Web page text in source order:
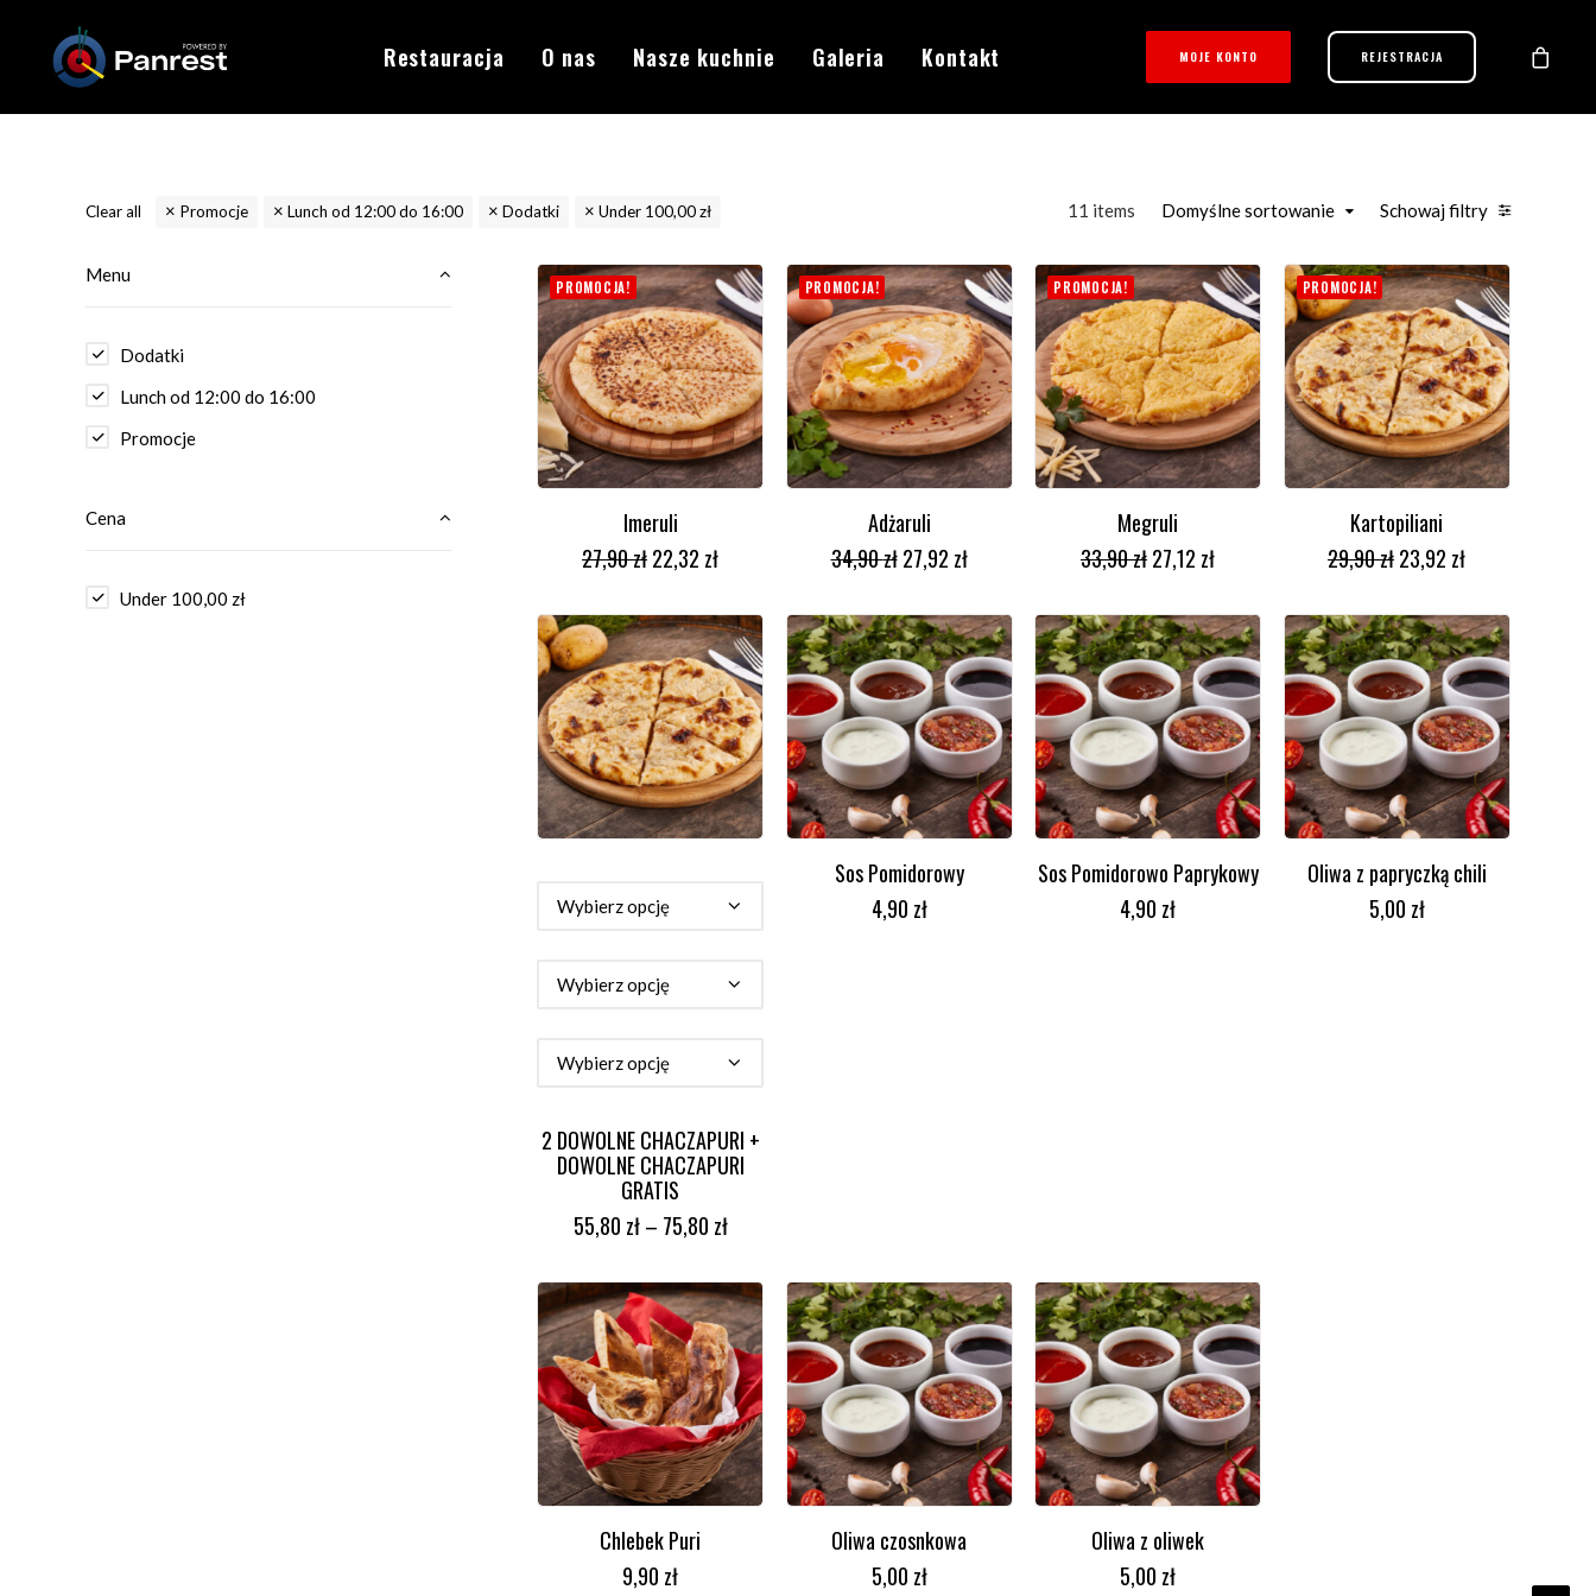
Restauracja O nas Nasze kuchnie Galeria Kontakt MOJE KONTO REJESTRACJA
Schowaj filtry
Domyślne sortowanie
11 items
Clear all Promocje Lunch od 12:00 do 16:00 Dodatki Under 100,00zł
Menu
Dodatki
Lunch od 12:00 do 16:00
Promocje
Cena
Under 100,00 zł
PROMOCJA!
DODAJ DO KOSZYKA
Imeruli
27,90zł22,32 zł
PROMOCJA!
DODAJ DO KOSZYKA
Adżaruli
34,90zł 27,92 zł
PROMOCJA!
DODAJ DO KOSZYKA
Megruli
33,90zł27,12 zł
PROMOCJA!
DODAJ DO KOSZYKA
Kartopiliani
29,90zł23,92 zł
2 DOWOLNE CHACZAPURI +
DOWOLNE CHACZAPURI
GRATIS
55,80 zł– 75,80 zł
DODAJ DO KOSZYKA
Sos Pomidorowy
4,90 zł
DODAJ DO KOSZYKA
Sos Pomidorowo Paprykowy
4,90 zł
DODAJ DO KOSZYKA
Oliwa z papryczką chili
5,00 zł
DODAJ DO KOSZYKA
Chlebek Puri
9,90 zł
DODAJ DO KOSZYKA
Oliwa czosnkowa
5,00 zł
DODAJ DO KOSZYKA
Oliwa z oliwek
5,00 zł